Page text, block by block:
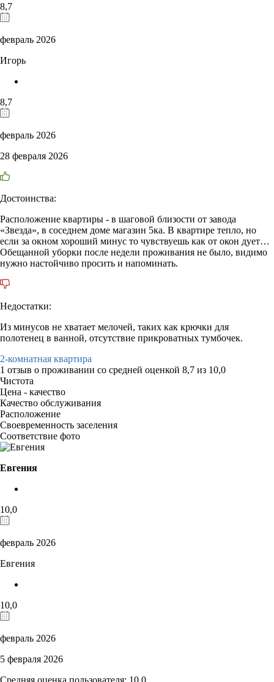
8,7
февраль 2026
Игорь
8,7
февраль 2026
28 февраля 2026
Достоинства:
Расположение квартиры - в шаговой близости от завода
«Звезда», в соседнем доме магазин 5ка. В квартире тепло, но
если за окном хороший минус то чувствуешь как от окон дует…
Обещанной уборки после недели проживания не было, видимо
нужно настойчиво просить и напоминать.
Недостатки:
Из минусов не хватает мелочей, таких как крючки для
полотенец в ванной, отсутствие прикроватных тумбочек.
2-комнатная квартира
1 отзыв о проживании со средней оценкой 8,7 из 10,0
Чистота
Цена - качество
Качество обслуживания
Расположение
Своевременность заселения
Соответствие фото
Евгения
10,0
февраль 2026
Евгения
10,0
февраль 2026
5 февраля 2026
Средняя оценка пользователя: 10,0